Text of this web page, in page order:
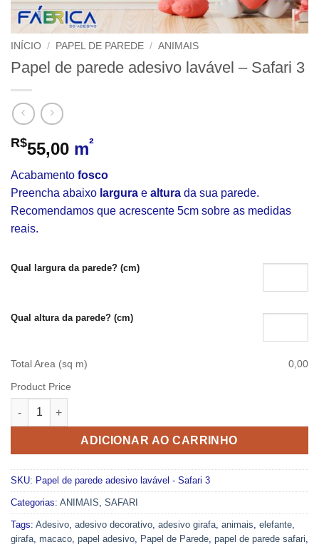
INÍCIO / PAPEL DE PAREDE / ANIMAIS
Papel de parede adesivo lavável – Safari 3
R$55,00 m²
Acabamento fosco
Preencha abaixo largura e altura da sua parede.
Recomendamos que acrescente 5cm sobre as medidas
reais.
Qual largura da parede? (cm)
Qual altura da parede? (cm)
Total Area (sq m)
0,00
Product Price
Papel de parede adesivo lavável - Safari 3 quantidade
ADICIONAR AO CARRINHO
SKU: Papel de parede adesivo lavável - Safari 3
Categorias: ANIMAIS, SAFARI
Tags: Adesivo, adesivo decorativo, adesivo girafa, animais, elefante,
girafa, macaco, papel adesivo, Papel de Parede, papel de parede safari,